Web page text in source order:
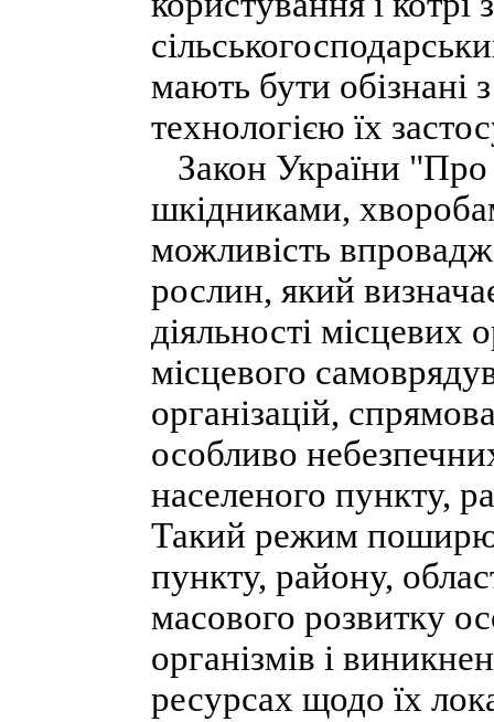
мають бути обізнані
технологією їх
Закон України "Про
шкідниками,
можливість
рослин, який
діяльності місцевих
місцевого
організацій,
особливо
населеного пункту,
Такий режим
пункту, району,
масового розвитку
організмів і
ресурсах щодо їх